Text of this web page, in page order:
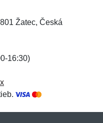
Žatec, Česká
16:30)